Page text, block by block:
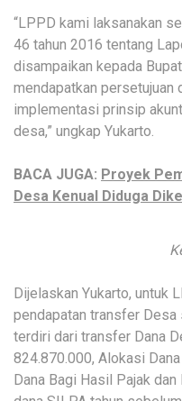
“LPPD kami laksanakan
46 tahun 2016 tentang
disampaikan kepada
mendapatkan persetujuan
implementasi prinsip
desa,” ungkap Yukarto.
BACA JUGA: Proyek
Desa Kenual Diduga
Dijelaskan Yukarto, untuk
pendapatan transfer Desa
terdiri dari transfer Dana
824.870.000, Alokasi
Dana Bagi Hasil Pajak